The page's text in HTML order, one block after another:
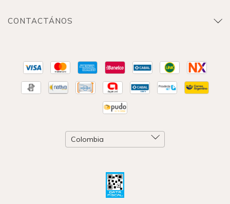
CONTACTÁNOS